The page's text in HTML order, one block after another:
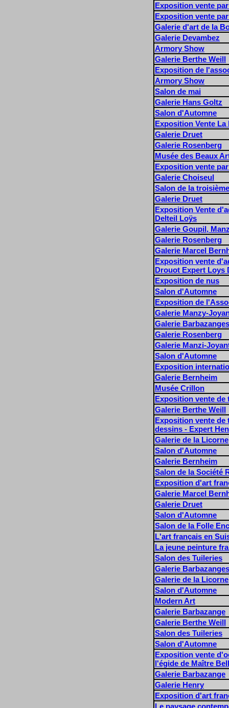
Exposition vente
Exposition vente
Galerie d'art de la
Galerie Devambez
Armory Show
Galerie Berthe Weill
Exposition de
Armory Show
Salon de mai
Galerie Hans Goltz
Salon d'Automne
Exposition Vente La
Galerie Druet
Galerie Rosenberg
Musée des Beaux
Exposition vente
Galerie Choiseul
Salon de la
Galerie Druet
Exposition Vente
Delteil Loÿs
Galerie Goupil,
Galerie Rosenberg
Galerie Marcel
Exposition vente
Drouot Expert Loys
Exposition de nus
Salon d'Automne
Exposition de
Galerie Manzy-
Galerie Barbazanges
Galerie Rosenberg
Galerie Manzi-
Salon d'Automne
Exposition
Galerie Bernheim
Musée Crillon
Exposition vente de
Galerie Berthe Weill
Exposition vente de
dessins - Expert
Galerie de la Licorne
Salon d'Automne
Galerie Bernheim
Salon de la Société
Exposition d'art
Galerie Marcel
Galerie Druet
Salon d'Automne
Salon de la Folle
L'art français en
La jeune peinture
Salon des Tuileries
Galerie Barbazanges
Galerie de la Licorne
Salon d'Automne
Modern Art
Galerie Barbazange
Galerie Berthe Weill
Salon des Tuileries
Salon d'Automne
Exposition vente
l'égide de Maître
Galerie Barbazange
Galerie Henry
Exposition d'art